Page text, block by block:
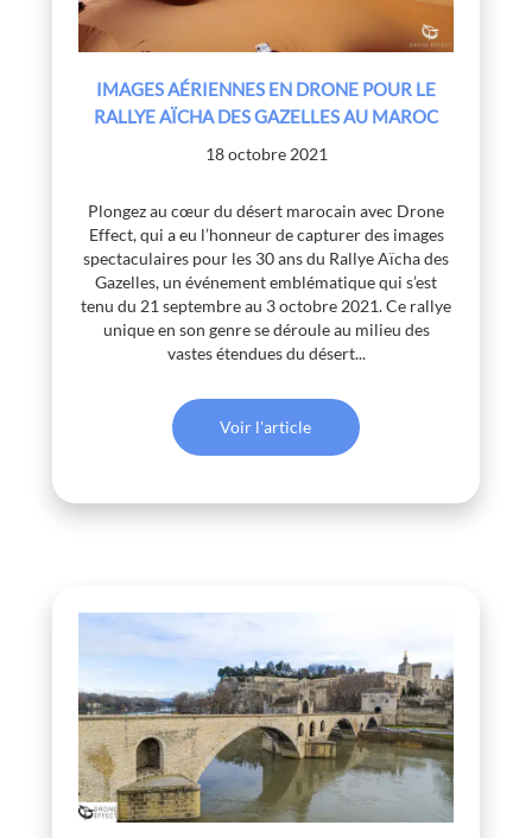
IMAGES AÉRIENNES EN DRONE POUR LE
RALLYE AÏCHA DES GAZELLES AU MAROC
18 octobre 2021
Plongez au cœur du désert marocain avec Drone
Effect, qui a eu l’honneur de capturer des images
spectaculaires pour les 30 ans du Rallye Aïcha des
Gazelles, un événement emblématique qui s’est
tenu du 21 septembre au 3 octobre 2021. Ce rallye
unique en son genre se déroule au milieu des
vastes étendues du désert...
Voir l'article